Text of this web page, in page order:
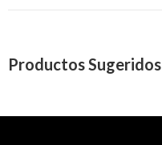
Productos Sugeridos